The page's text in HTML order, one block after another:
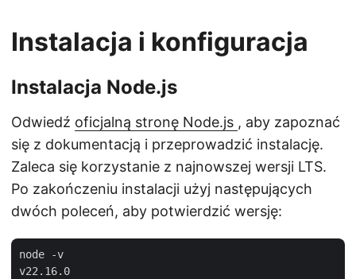
Instalacja i konfiguracja
Instalacja Node.js
Odwiedź oficjalną stronę Node.js , aby zapoznać
się z dokumentacją i przeprowadzić instalację.
Zaleca się korzystanie z najnowszej wersji LTS.
Po zakończeniu instalacji użyj następujących
dwóch poleceń, aby potwierdzić wersję:
node -v
v22.16.0